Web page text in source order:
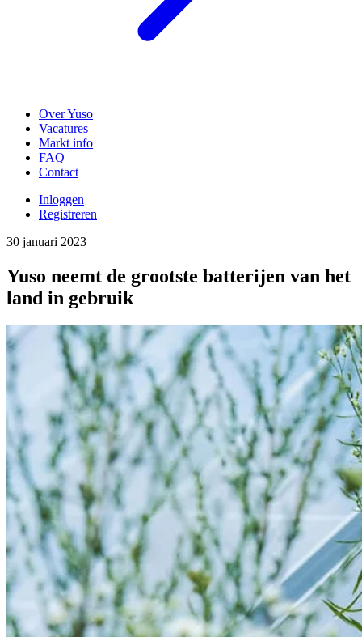
Over Yuso
Vacatures
Markt info
FAQ
Contact
Inloggen
Registreren
30 januari 2023
Yuso neemt de grootste batterijen van het
land in gebruik